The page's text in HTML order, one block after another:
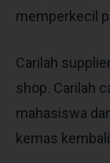
memperkecil
Carilah
shop. Carilah
mahasiswa
kemas